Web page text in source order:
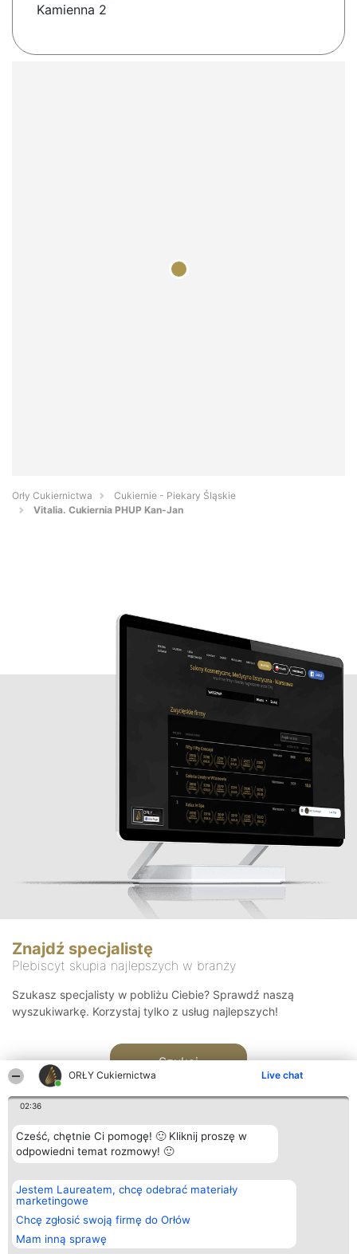
ORŁY Cukiernictwa Live chat
02:36
Cześć, chętnie Ci pomogę! 🙂 Kliknij proszę w
odpowiedni temat rozmowy! 🙂
Jestem Laureatem, chcę odebrać materiały
marketingowe
Chcę zgłosić swoją firmę do Orłów
Mam inną sprawę
Kamienna 2
Orły Cukiernictwa
Cukiernie - Piekary Śląskie
Vitalia. Cukiernia PHUP Kan-Jan
Znajdź specjalistę
Plebiscyt skupia najlepszych w branży
Szukasz specjalisty w pobliżu Ciebie? Sprawdź naszą
wyszukiwarkę. Korzystaj tylko z usług najlepszych!
Szukaj
Organizator plebiscytu
Bright Side Solutions sp. z o.
o. sp. k.
ul. Ruska 22
Wrocław 50-079
KRS 0000749100 | Regon
381313360 | NIP 8943132676
Plebiscyt
Laureaci
wszystkich
Laureatów
Regulamin
Kontakt
Kontakt